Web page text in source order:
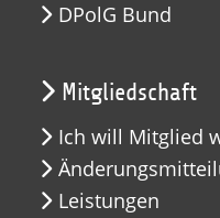
DPolG Bund
Mitgliedschaft
Ich will Mitglied
Leistungen